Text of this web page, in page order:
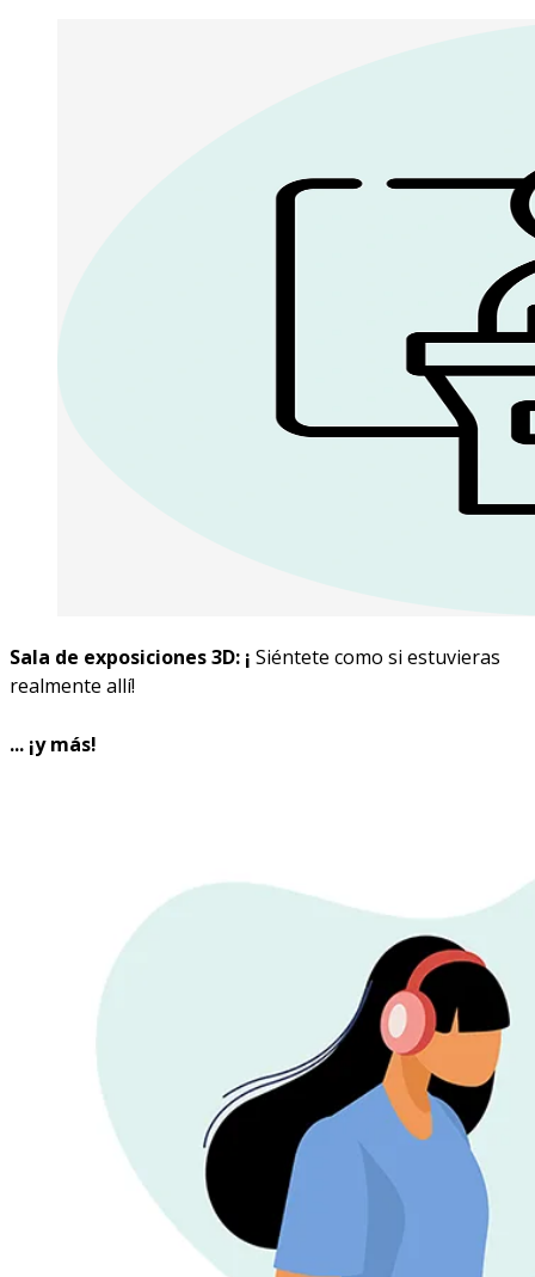
Sala de exposiciones 3D: ¡ Siéntete como si estuvieras
realmente allí!
... ¡y más!